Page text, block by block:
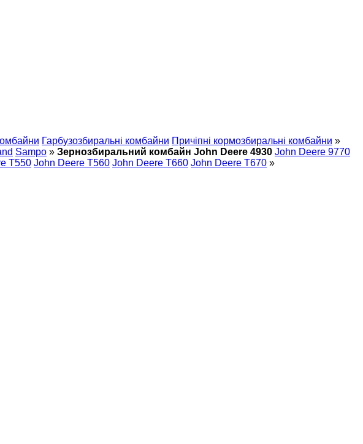
Гарбузозбиральні комбайни Причіпні кормозбиральні комбайни »
Sampo » Зернозбиральний комбайн John Deere 4930 John Deere 9770
T550 John Deere T560 John Deere T660 John Deere T670 »